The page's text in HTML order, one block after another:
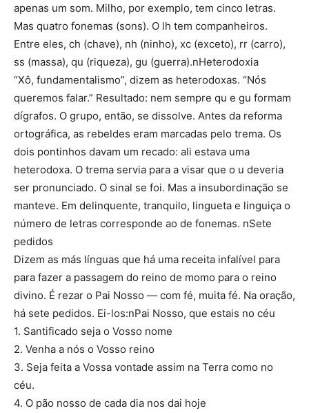
apenas um som. Milho, por exemplo, tem cinco letras.
Mas quatro fonemas (sons). O lh tem companheiros.
Entre eles, ch (chave), nh (ninho), xc (exceto), rr (carro),
ss (massa), qu (riqueza), gu (guerra).nHeterodoxia
“Xô, fundamentalismo”, dizem as heterodoxas. “Nós
queremos falar.” Resultado: nem sempre qu e gu formam
dígrafos. O grupo, então, se dissolve. Antes da reforma
ortográfica, as rebeldes eram marcadas pelo trema. Os
dois pontinhos davam um recado: ali estava uma
heterodoxa. O trema servia para a visar que o u deveria
ser pronunciado. O sinal se foi. Mas a insubordinação se
manteve. Em delinquente, tranquilo, lingueta e linguiça o
número de letras corresponde ao de fonemas. nSete
pedidos
Dizem as más línguas que há uma receita infalível para
para fazer a passagem do reino de momo para o reino
divino. É rezar o Pai Nosso — com fé, muita fé. Na oração,
há sete pedidos. Ei-los:nPai Nosso, que estais no céu
1. Santificado seja o Vosso nome
2. Venha a nós o Vosso reino
3. Seja feita a Vossa vontade assim na Terra como no
céu.
4. O pão nosso de cada dia nos dai hoje